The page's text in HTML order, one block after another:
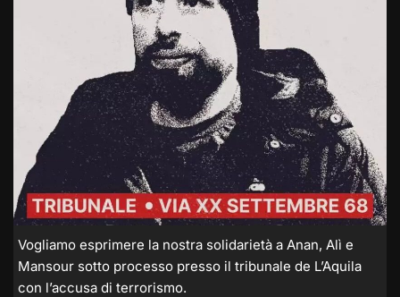
Vogliamo esprimere la nostra solidarietà a Anan, Alì e
Mansour sotto processo presso il tribunale de L’Aquila
con l’accusa di terrorismo.